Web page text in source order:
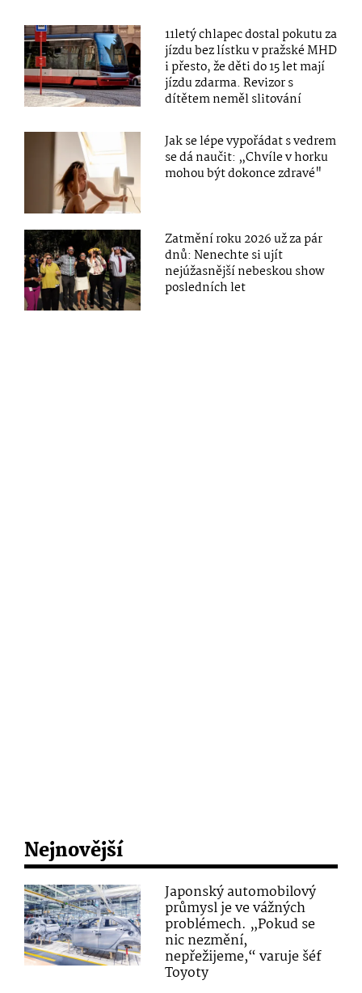
11letý chlapec dostal pokutu za
jízdu bez lístku v pražské MHD
i přesto, že děti do 15 let mají
jízdu zdarma. Revizor s
dítětem neměl slitování
Jak se lépe vypořádat s vedrem
se dá naučit: „Chvíle v horku
mohou být dokonce zdravé"
Zatmění roku 2026 už za pár
dnů: Nenechte si ujít
nejúžasnější nebeskou show
posledních let
Nejnovější
Japonský automobilový
průmysl je ve vážných
problémech. „Pokud se
nic nezmění,
nepřežijeme,“ varuje šéf
Toyoty